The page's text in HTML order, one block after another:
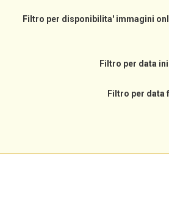
Filtro per disponibilita' immagini
Filtro per data
Filtro per data